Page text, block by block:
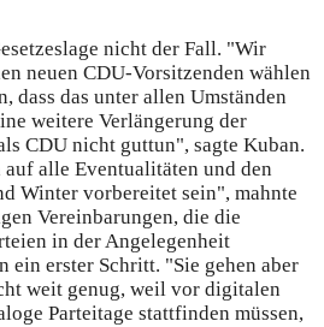
nicht der Fall. "Wir
neuen CDU-Vorsitzenden wählen
dass das unter allen Umständen
weitere Verlängerung der
CDU nicht guttun", sagte Kuban.
alle Eventualitäten und den
Winter vorbereitet sein", mahnte
Vereinbarungen, die die
in der Angelegenheit
ein erster Schritt. "Sie gehen aber
weit genug, weil vor digitalen
Parteitage stattfinden müssen,